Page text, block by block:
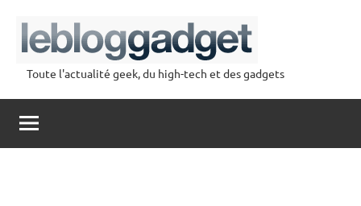
contenu
lebloggadget
Toute l'actualité geek, du high-tech et des gadgets